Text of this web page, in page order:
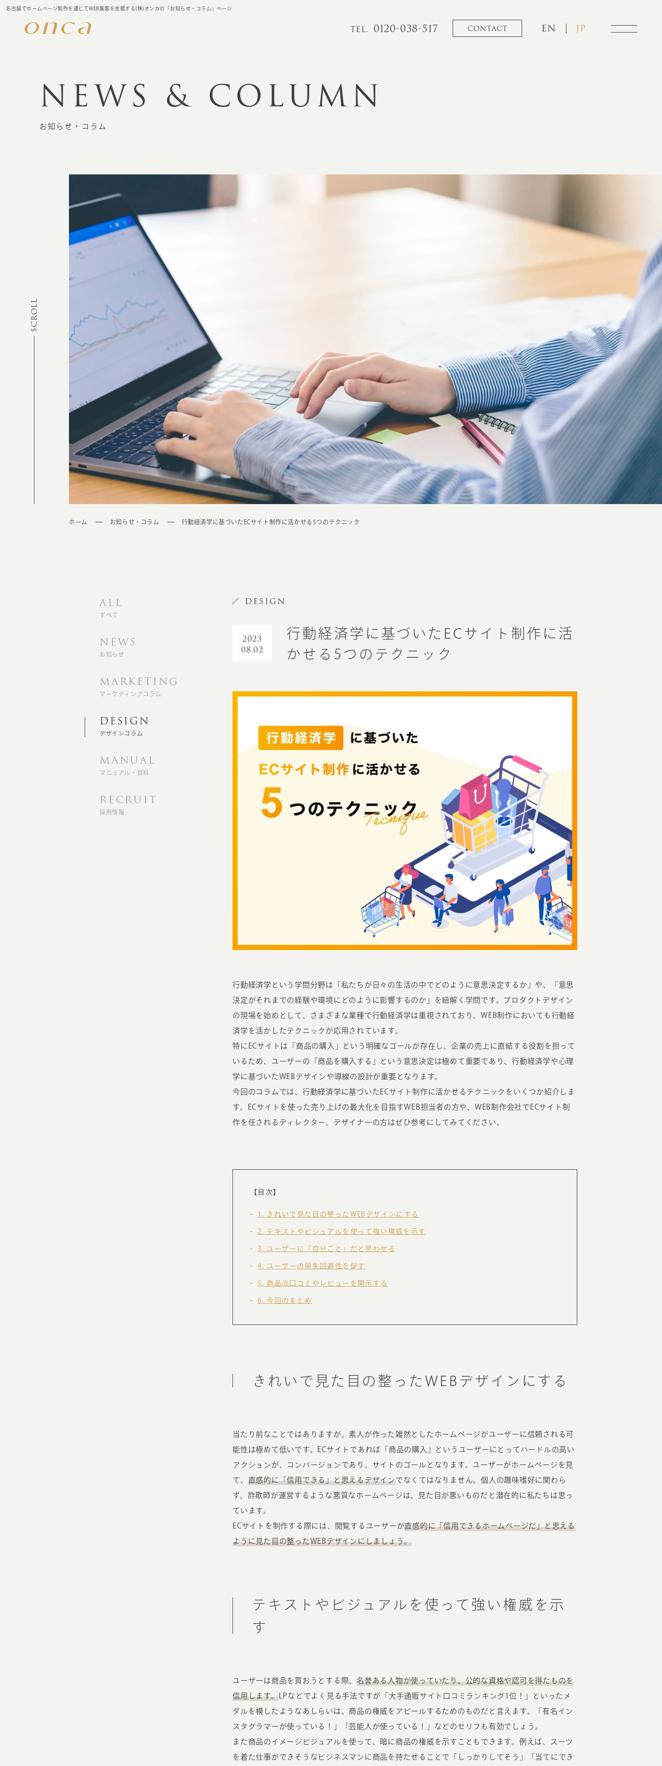
名古屋でホームページ制作を通じてWEB集客を支援する(株)オンカの「お知らせ・コラム」ページ
TEL. 0120-038-517 CONTACT EN JP
INFORMATION
ホーム
制作実績
ホームページ集客の重要性
よくある質問
お客様の声
ホームページ制作の流れ
お知らせ・コラム
ホームページ集客にかける想い
社会貢献活動
CREATION
オンカのホームページ制作
WEB専門のライターがすべての原稿を執筆
コンバージョン率・UI/UXを高めるデザイン
最新かつ正しい方法のSEO対策
あらゆる閲覧環境を想定したレスポンシブデザイン
NEWS & COLUMN
お知らせ・コラム
SCROLL
ホーム お知らせ・コラム 行動経済学に基づいたECサイト制作に活かせる5つのテクニック
ALL
すべて
NEWS
お知らせ
MARKETING
マーケティングコラム
DESIGN
デザインコラム
MANUAL
マニュアル・資料
RECRUIT
採用情報
DESIGN
行動経済学に基づいたECサイト制作に活
かせる5つのテクニック
2023
08.02
行動経済学という学問分野は「私たちが日々の生活の中でどのように意思決定するか」や、「意思
決定がそれまでの経験や環境にどのように影響するのか」を紐解く学問です。プロダクトデザイン
の現場を始めとして、さまざまな業種で行動経済学は重視されており、WEB制作においても行動経
済学を活かしたテクニックが応用されています。
特にECサイトは「商品の購入」という明確なゴールが存在し、企業の売上に直結する役割を担って
いるため、ユーザーの「商品を購入する」という意思決定は極めて重要であり、行動経済学や心理
学に基づいたWEBデザインや導線の設計が重要となります。
今回のコラムでは、行動経済学に基づいたECサイト制作に活かせるテクニックをいくつか紹介しま
す。ECサイトを使った売り上げの最大化を目指すWEB担当者の方や、WEB制作会社でECサイト制
作を任されるディレクター、デザイナーの方はぜひ参考にしてみてください。
【目次】
1 きれいで見た目の整ったWEBデザインにする
2 テキストやビジュアルを使って強い権威を示す
3 ユーザーに「自分ごと」だと思わせる
4 ユーザーの損失回避性を促す
5 商品の口コミやレビューを開示する
6 今回のまとめ
きれいで見た目の整ったWEBデザインにする
当たり前なことではありますが、素人が作った雑然としたホームページがユーザーに信頼される可
能性は極めて低いです。ECサイトであれば「商品の購入」というユーザーにとってハードルの高い
アクションが、コンバージョンであり、サイトのゴールとなります。ユーザーがホームページを見
て、 直感的に「信用できる」と思えるデザインでなくてはなりません。個人の趣味嗜好に関わら
ず、詐欺師が運営するような悪質なホームページは、見た目が悪いものだと潜在的に私たちは思っ
ています。
ECサイトを制作する際には、閲覧するユーザーが直感的に「信用できるホームページだ」と思える
ように見た目の整ったWEBデザインにしましょう。
テキストやビジュアルを使って強い権威を示
す
ユーザーは商品を買おうとする際、 名誉ある人物が使っていたり、公的な資格や認可を得たものを
信用します。LPなどでよく見る手法ですが「大手通販サイト口コミランキング1位！」といったメ
ダルを模したようなあしらいは、商品の権威をアピールするためのものだと言えます。「有名イン
スタグラマーが使っている！」「芸能人が使っている！」などのセリフも有効でしょう。
また商品のイメージビジュアルを使って、暗に商品の権威を示すこともできます。例えば、スーツ
を着た仕事ができそうなビジネスマンに商品を持たせることで「しっかりしてそう」「当てにでき